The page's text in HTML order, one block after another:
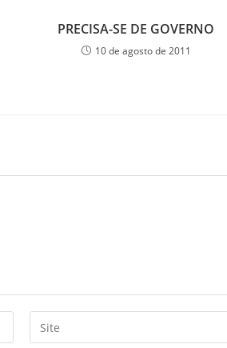
PRECISA-SE DE GOVERNO
10 de agosto de 2011